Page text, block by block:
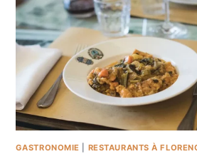
GASTRONOMIE RESTAURANTS À